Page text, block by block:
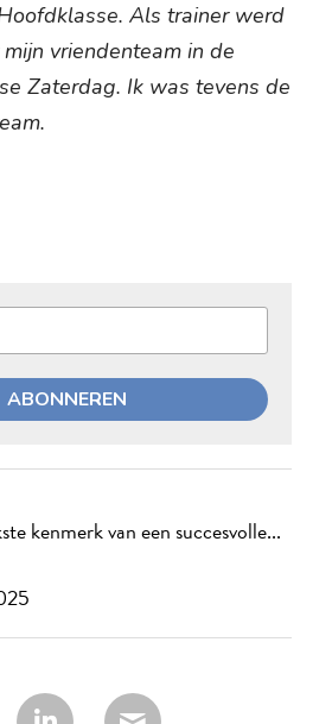
Als trainer werd
vriendenteam in de
Zaterdag. Ik was tevens de
ABONNEREN
kenmerk van een succesvolle...